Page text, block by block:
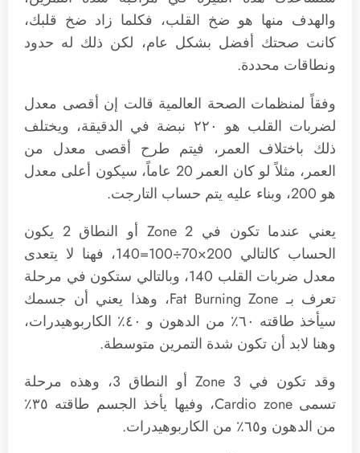
والهدف منها هو ضخ القلب، فكلما زاد ضخ قلبك،
كانت صحتك أفضل بشكل عام، لكن ذلك له حدود
ونطاقات محددة.
وفقاً لمنظمات الصحة العالمية قالت إن أقصى معدل
لضربات القلب هو ٢٢٠ نبضة في الدقيقة، ويختلف
ذلك باختلاف العمر، فيتم طرح أقصى معدل من
العمر، مثلاً لو كان العمر 20 عاماً، سيكون أعلى معدل
هو 200، وبناء عليه يتم حساب التارجت.
يعني عندما تكون في Zone 2 أو النطاق 2 يكون
الحساب كالتالي 200×70÷100=140، فهنا لا يتعدى
معدل ضربات القلب 140، وبالتالي ستكون في مرحلة
تعرف بـ Fat Burning Zone، وهذا يعني أن جسمك
سيأخذ طاقته ٦٠٪ من الدهون و ٤٠٪ الكاربوهيدرات،
وهنا لابد أن تكون شدة التمرين متوسطة.
وقد تكون في Zone 3 أو النطاق 3، وهذه مرحلة
تسمى Cardio zone، وفيها يأخذ الجسم طاقته ٣٥٪
من الدهون و٦٥٪ من الكاربوهيدرات.